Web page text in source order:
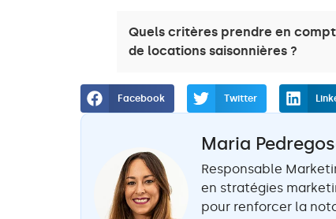
Quels critères prendre en
de locations saisonnières ?
Facebook Twitter
Maria
Responsable
en stratégies
pour renforcer la